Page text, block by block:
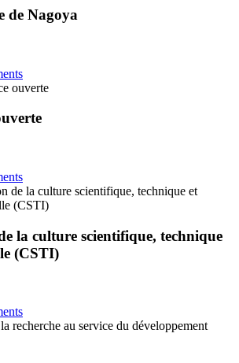
de Nagoya
ouverte
de la culture scientifique, technique et
(CSTI)
la culture scientifique, technique
(CSTI)
recherche au service du développement